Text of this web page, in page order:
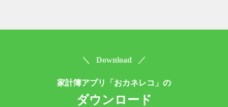
＼ Download ／
家計簿アプリ「おカネレコ」の
ダウンロード